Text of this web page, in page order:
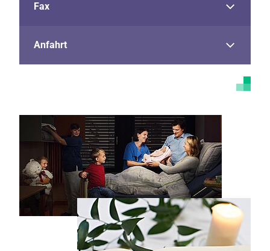
Fax
Anfahrt